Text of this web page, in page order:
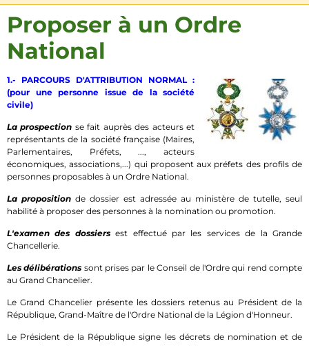
Proposer à un Ordre
National
1.- PARCOURS D'ATTRIBUTION NORMAL :
(pour une personne issue de la société
civile)
La prospection se fait auprès des acteurs et
représentants de la société française (Maires,
Parlementaires, Préfets, ..., acteurs
économiques, associations,...) qui proposent aux préfets des profils de
personnes proposables à un Ordre National.
La proposition de dossier est adressée au ministère de tutelle, seul
habilité à proposer des personnes à la nomination ou promotion.
L'examen des dossiersest effectué par les services de la Grande
Chancellerie.
Les délibérations sont prises par le Conseil de l'Ordre qui rend compte
au Grand Chancelier.
Le Grand Chancelier présente les dossiers retenus au Président de la
République, Grand-Maître de l'Ordre National de la Légion d'Honneur.
Le Président de la République signe les décrets de nomination et de